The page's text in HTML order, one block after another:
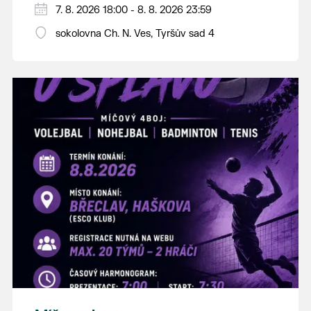
PÁTEK 7. srpna
18:00 - ruční stavění máje
14:00 - krojový průvod pro stárky od
hostince “U Buvola”
16:00 - odpolední zábava na sokolovně
21:00 - večerní zábava
K tanci a poslechu bude hrát DH
Lanžhotčané.
Těšíme se na Vás!
7. 8. 2026 18:00 - 8. 8. 2026 23:59
sokolovna Ch. N. Ves, Tyršův sad 4